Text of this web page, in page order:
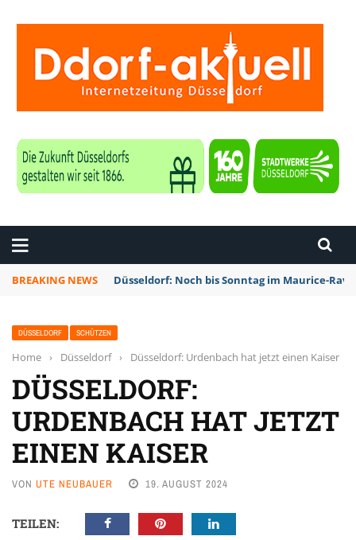
BREAKING NEWS Düsseldorf: Noch bis Sonntag im Maurice-
DÜSSELDORF SCHÜTZEN
Home › Düsseldorf › Düsseldorf: Urdenbach hat jetzt einen Kaiser
DÜSSELDORF:
URDENBACH HAT JETZT
EINEN KAISER
VON UTE NEUBAUER 19. AUGUST 2024
TEILEN: